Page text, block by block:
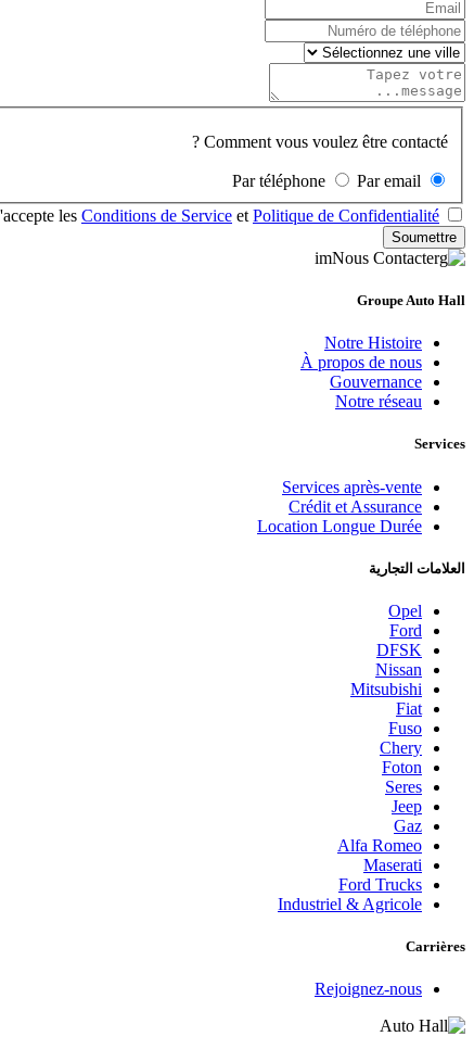
Comment vous voulez être contacté ?
Par téléphone
Par email
les Conditions de Service et Politique de Confidentialité
Soumettre
Groupe Auto Hall
Notre Histoire
À propos de nous
Gouvernance
Notre réseau
Services
Services après-vente
Crédit et Assurance
Location Longue Durée
العلامات التجارية
Opel
Ford
DFSK
Nissan
Mitsubishi
Fiat
Fuso
Chery
Foton
Seres
Jeep
Gaz
Alfa Romeo
Maserati
Ford Trucks
Industriel & Agricole
Carrières
Rejoignez-nous